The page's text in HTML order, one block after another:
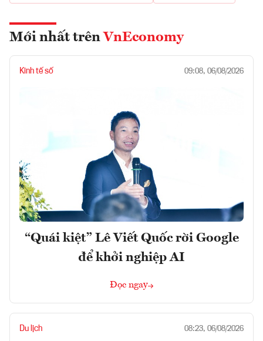
Mới nhất trên VnEconomy
Kinh tế số 09:08, 06/08/2026
“Quái kiệt” Lê Viết Quốc rời Google
để khởi nghiệp AI
Đọc ngay
Du lịch 08:23, 06/08/2026